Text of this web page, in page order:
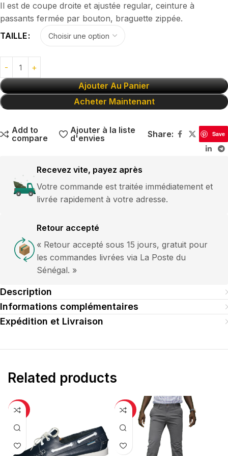
Il est de coupe droite et ajustée regular, ceinture à
passants fermée par bouton, braguette zippée.
TAILLE
Ajouter Au Panier
Acheter Maintenant
Add to
compare
Ajouter à la liste
d'envies
Share: Save
Recevez vite, payez après
Votre commande est traitée immédiatement et
livrée rapidement à votre adresse.
Retour accepté
« Retour accepté sous 15 jours, gratuit pour
les commandes livrées via La Poste du
Sénégal. »
Description
Informations complémentaires
Expédition et Livraison
Related products
-25% -30%